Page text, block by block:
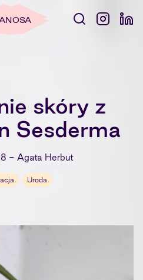
skóry z
Sesderma
- Agata Herbut
Uroda